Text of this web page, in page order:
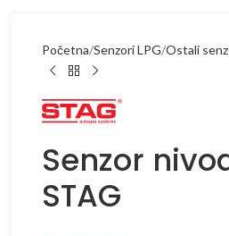
Početna Senzori LPG Ostali
Senzor
STAG